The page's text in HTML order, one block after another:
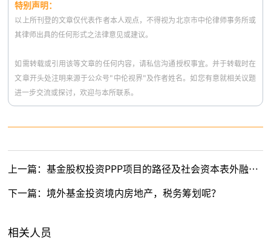
特别声明：
以上所刊登的文章仅代表作者本人观点，不得视为北京市中伦律师事务所或
其律师出具的任何形式之法律意见或建议。
如需转载或引用该等文章的任何内容，请私信沟通授权事宜。并于转载时在
文章开头处注明来源于公众号"中伦视界"及作者姓名。如您有意就相关议题
进一步交流或探讨，欢迎与本所联系。
上一篇：基金股权投资PPP项目的路径及社会资本表外融资可行性分析
下一篇：境外基金投资境内房地产，税务筹划呢？
相关人员